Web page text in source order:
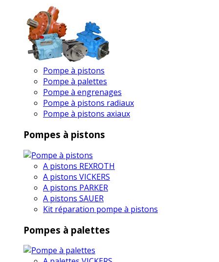
Pompe à pistons
Pompe à palettes
Pompe à engrenages
Pompe à pistons radiaux
Pompe à pistons axiaux
Pompes à pistons
A pistons REXROTH
A pistons VICKERS
A pistons PARKER
A pistons SAUER
Kit réparation pompe à pistons
Pompes à palettes